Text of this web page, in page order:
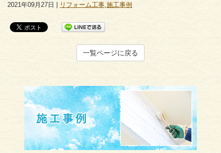
2021年09月27日 | リフォーム工事 施工事例
一覧ページに戻る